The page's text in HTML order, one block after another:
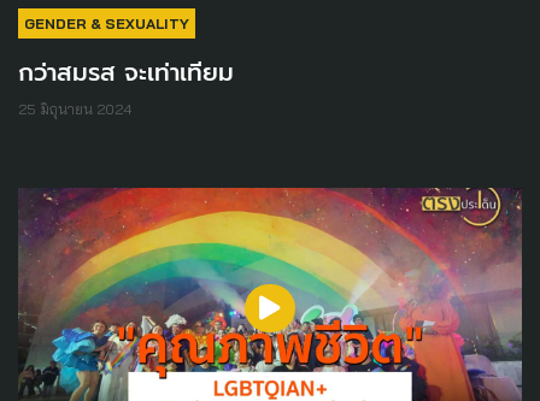
GENDER & SEXUALITY
กว่าสมรส จะเท่าเทียม
25 มิถุนายน 2024